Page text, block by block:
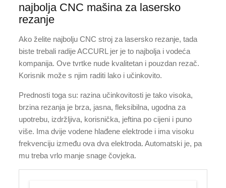
najbolja CNC mašina za lasersko
rezanje
Ako želite najbolju CNC stroj za lasersko rezanje, tada
biste trebali radije ACCURL jer je to najbolja i vodeća
kompanija. Ove tvrtke nude kvalitetan i pouzdan rezač.
Korisnik može s njim raditi lako i učinkovito.
Prednosti toga su: razina učinkovitosti je tako visoka,
brzina rezanja je brza, jasna, fleksibilna, ugodna za
upotrebu, izdržljiva, korisnička, jeftina po cijeni i puno
više. Ima dvije vodene hlađene elektrode i ima visoku
frekvenciju između ova dva elektroda. Automatski je, pa
mu treba vrlo manje snage čovjeka.